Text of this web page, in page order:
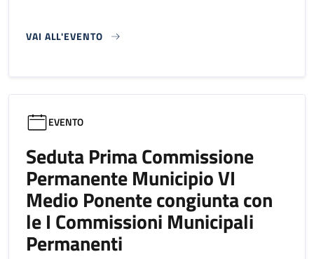
VAI ALL'EVENTO
EVENTO
Seduta Prima Commissione
Permanente Municipio VI
Medio Ponente congiunta con
le I Commissioni Municipali
Permanenti